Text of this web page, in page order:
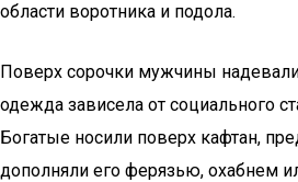
области воротника и подола.
Поверх сорочки мужчины
одежда зависела от социального
Богатые носили поверх кафтан,
дополняли его ферязью, охабнем